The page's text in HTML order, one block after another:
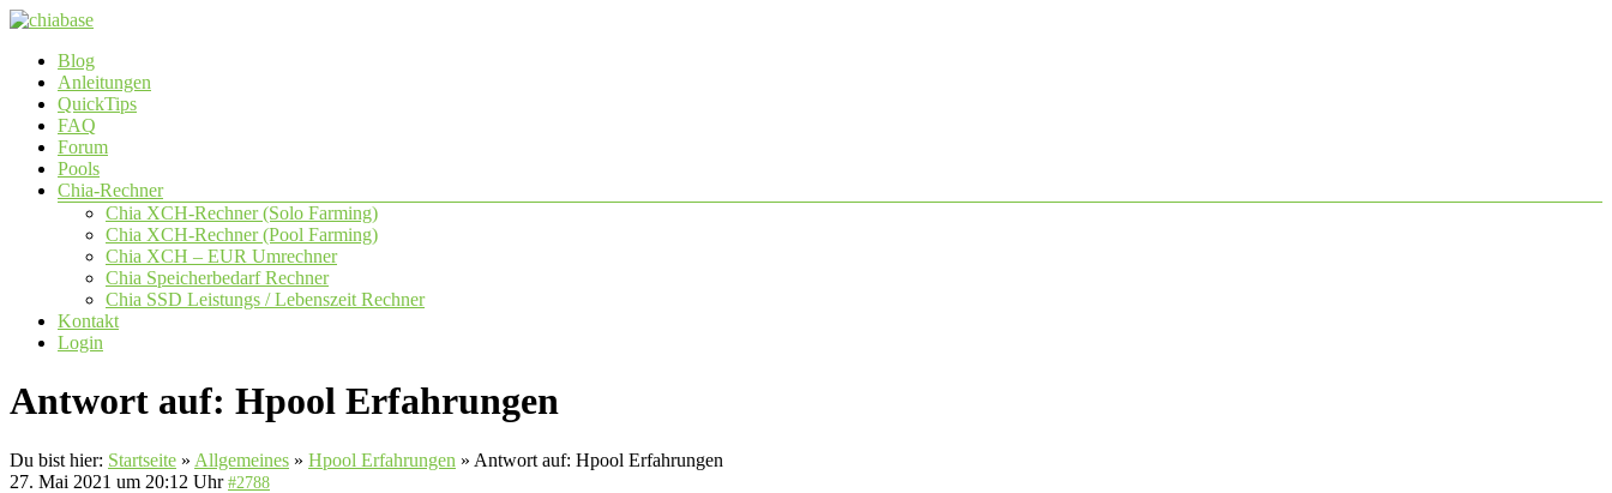
Zum
springen
chiabase
CHIA
Info-
Community
Seite
Menü
Blog
Anleitungen
QuickTips
FAQ
Forum
Pools
Chia-Rechner
Chia XCH-Rechner (Solo Farming)
Chia XCH-Rechner (Pool Farming)
Chia XCH – EUR Umrechner
Chia Speicherbedarf Rechner
Chia SSD Leistungs / Lebenszeit Rechner
Kontakt
Login
Antwort auf: Hpool Erfahrungen
Du bist hier: Startseite » Allgemeines » Hpool Erfahrungen » Antwort auf: Hpool Erfahrungen
27. Mai 2021 um 20:12 Uhr #2788